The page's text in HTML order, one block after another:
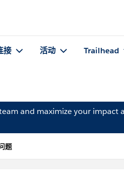
接 活动 Trailhead
and maximize your impact
题